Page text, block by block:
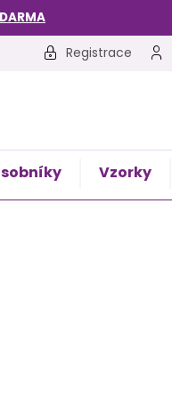
Registrace
Vzorky